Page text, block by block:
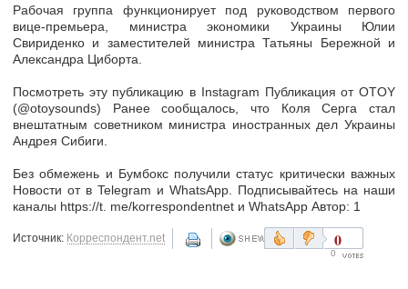
Рабочая группа функционирует под руководством первого
вице-премьера, министра экономики Украины Юлии
Свириденко и заместителей министра Татьяны Бережной и
Александра Циборта.
Посмотреть эту публикацию в Instagram Публикация от OTOY
(@otoysounds) Ранее сообщалось, что Коля Серга стал
внештатным советником министра иностранных дел Украины
Андрея Сибиги.
Без обмежень и Бумбокс получили статус критически важных
Новости от в Telegram и WhatsApp. Подписывайтесь на наши
каналы https://t. me/korrespondentnet и WhatsApp Автор: 1
Источник: Корреспондент.net 0
0